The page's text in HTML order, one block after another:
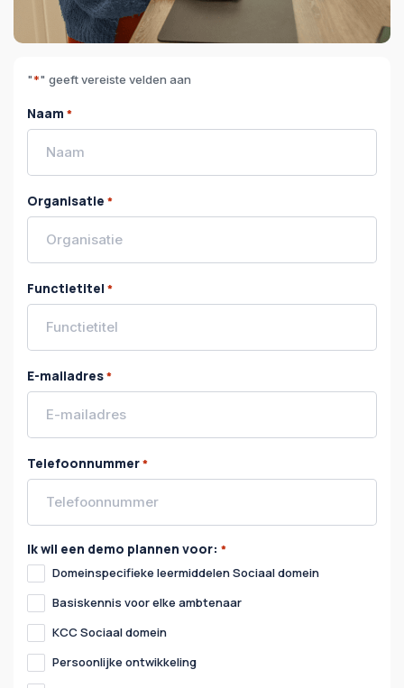
"*" geeft vereiste velden aan
Naam *
Organisatie *
Functietitel *
E-mailadres*
Telefoonnummer*
Ik wil een demo plannen voor: *
Domeinspecifieke leermiddelen Sociaal domein
Basiskennis voor elke ambtenaar
KCC Sociaal domein
Persoonlijke ontwikkeling